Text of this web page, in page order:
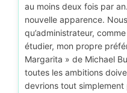
au moins deux fois par
nouvelle apparence.
qu’administrateur,
étudier, mon propre
Margarita » de Michael
toutes les ambitions
devrions tout